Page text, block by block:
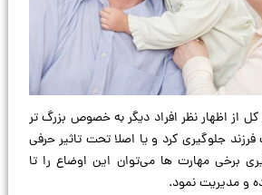
از اظهار نظر افراد دیگر به خصوص بزرگ‌ تر
جلوگیری کرد و يا اصلا تحت تاثير حرفی
برخی مهارت‌ ها می‌توان این اوضاع را تا
و مدیریت نمود.